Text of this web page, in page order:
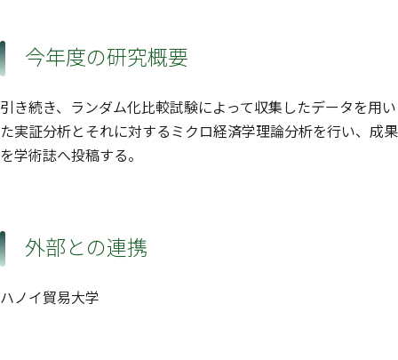
今年度の研究概要
引き続き、ランダム化比較試験によって収集したデータを用い
た実証分析とそれに対するミクロ経済学理論分析を行い、成果
を学術誌へ投稿する。
外部との連携
ハノイ貿易大学